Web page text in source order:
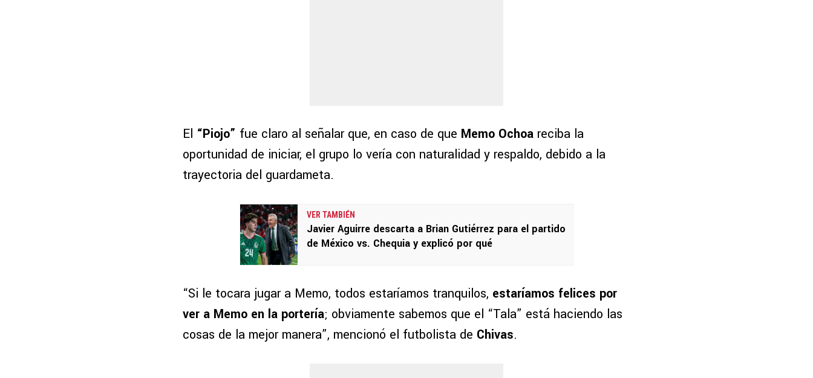
El “Piojo” fue claro al señalar que, en caso de que Memo Ochoa reciba la
oportunidad de iniciar, el grupo lo vería con naturalidad y respaldo, debido a la
trayectoria del guardameta.
VER TAMBIÉN
Javier Aguirre descarta a Brian Gutiérrez para el partido
de México vs. Chequia y explicó por qué
“Si le tocara jugar a Memo, todos estaríamos tranquilos, estaríamos felices por
ver a Memo en la portería; obviamente sabemos que el “Tala” está haciendo las
cosas de la mejor manera”, mencionó el futbolista de Chivas.